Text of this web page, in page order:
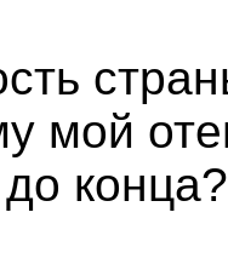
мой
конца?